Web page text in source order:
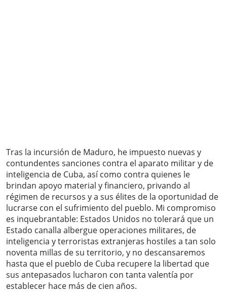
Tras la incursión de Maduro, he impuesto nuevas y
contundentes sanciones contra el aparato militar y de
inteligencia de Cuba, así como contra quienes le
brindan apoyo material y financiero, privando al
régimen de recursos y a sus élites de la oportunidad de
lucrarse con el sufrimiento del pueblo. Mi compromiso
es inquebrantable: Estados Unidos no tolerará que un
Estado canalla albergue operaciones militares, de
inteligencia y terroristas extranjeras hostiles a tan solo
noventa millas de su territorio, y no descansaremos
hasta que el pueblo de Cuba recupere la libertad que
sus antepasados ​​lucharon con tanta valentía por
establecer hace más de cien años.